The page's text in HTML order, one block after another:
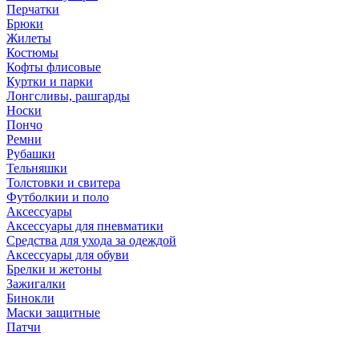
Перчатки
Брюки
Жилеты
Костюмы
Кофты флисовые
Куртки и парки
Лонгсливы, рашгарды
Носки
Пончо
Ремни
Рубашки
Тельняшки
Толстовки и свитера
Футболкии и поло
Аксессуары
Аксессуары для пневматики
Средства для ухода за одеждой
Аксессуары для обуви
Брелки и жетоны
Зажигалки
Бинокли
Маски защитные
Патчи